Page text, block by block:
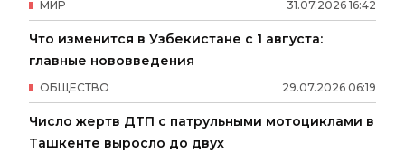
31.07.2026 16:42
МИР
Что изменится в Узбекистане с 1 августа:
главные нововведения
29.07.2026 06:19
ОБЩЕСТВО
Число жертв ДТП с патрульными мотоциклами в
Ташкенте выросло до двух